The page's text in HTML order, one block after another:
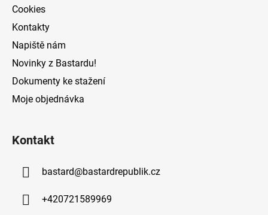
Cookies
Kontakty
Napiště nám
Novinky z Bastardu!
Dokumenty ke stažení
Moje objednávka
Kontakt
bastard@bastardrepublik.cz
+420721589969